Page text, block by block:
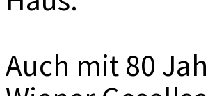
Auch mit 80